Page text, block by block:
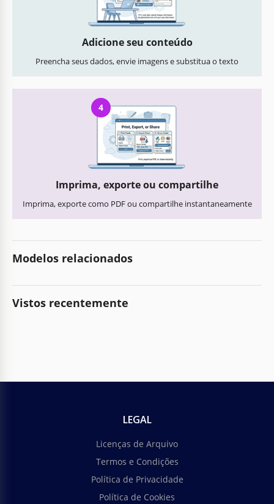
Adicione seu conteúdo
Preencha seus dados, envie imagens e substitua o texto
4
Imprima, exporte ou compartilhe
Imprima, exporte como PDF ou compartilhe instantaneamente
Modelos relacionados
Vistos recentemente
LEGAL
Licenças de Arquivo
Termos e Condições
Política de Privacidade
Política de Cookies